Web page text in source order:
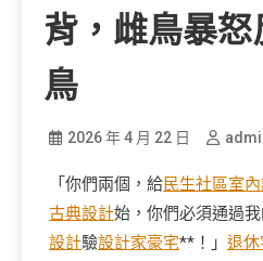
背，雌鳥暴
鳥
2026 年 4 月 22 日
「你們兩個，給民生社區室
古典設計始，你們必須通過
設計驗設計家豪宅**！」 退